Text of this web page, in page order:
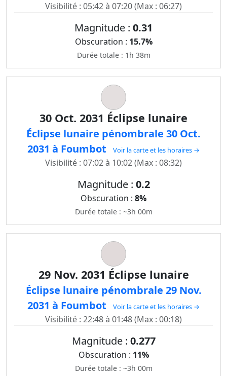
Visibilité : 05:42 à 07:20 (Max : 06:27)
Magnitude : 0.31
Obscuration : 15.7%
Durée totale : 1h 38m
30 Oct. 2031 Éclipse lunaire
Éclipse lunaire pénombrale 30 Oct.
2031 à Foumbot
Voir la carte et les horaires →
Visibilité : 07:02 à 10:02 (Max : 08:32)
Magnitude : 0.2
Obscuration : 8%
Durée totale : ~3h 00m
29 Nov. 2031 Éclipse lunaire
Éclipse lunaire pénombrale 29 Nov.
2031 à Foumbot
Voir la carte et les horaires →
Visibilité : 22:48 à 01:48 (Max : 00:18)
Magnitude : 0.277
Obscuration : 11%
Durée totale : ~3h 00m